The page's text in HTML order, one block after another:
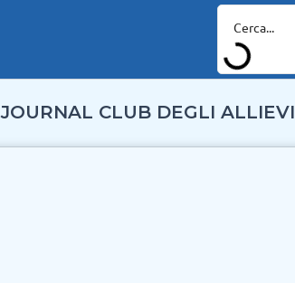
JOURNAL CLUB DEGLI ALLIEVI